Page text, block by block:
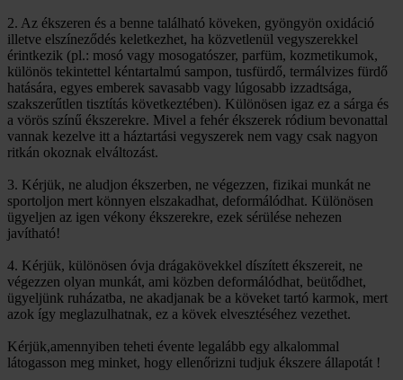
2. Az ékszeren és a benne található köveken, gyöngyön oxidáció
illetve elszíneződés keletkezhet, ha közvetlenül vegyszerekkel
érintkezik (pl.: mosó vagy mosogatószer, parfüm, kozmetikumok,
különös tekintettel kéntartalmú sampon, tusfürdő, termálvizes fürdő
hatására, egyes emberek savasabb vagy lúgosabb izzadtsága,
szakszerűtlen tisztítás következtében). Különösen igaz ez a sárga és
a vörös színű ékszerekre. Mivel a fehér ékszerek ródium bevonattal
vannak kezelve itt a háztartási vegyszerek nem vagy csak nagyon
ritkán okoznak elváltozást.
3. Kérjük, ne aludjon ékszerben, ne végezzen, fizikai munkát ne
sportoljon mert könnyen elszakadhat, deformálódhat. Különösen
ügyeljen az igen vékony ékszerekre, ezek sérülése nehezen
javítható!
4. Kérjük, különösen óvja drágakövekkel díszített ékszereit, ne
végezzen olyan munkát, ami közben deformálódhat, beütődhet,
ügyeljünk ruházatba, ne akadjanak be a köveket tartó karmok, mert
azok így meglazulhatnak, ez a kövek elvesztéséhez vezethet.
Kérjük,amennyiben teheti évente legalább egy alkalommal
látogasson meg minket, hogy ellenőrizni tudjuk ékszere állapotát !